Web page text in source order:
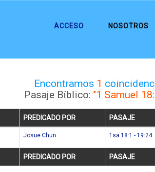
ACCESO NOSOTROS
Encontramos 1
Pasaje Bíblico: "1 Samuel
PREDICADO POR PASAJE
Josue Chun 1sa 18:1 - 19:24
PREDICADO POR PASAJE